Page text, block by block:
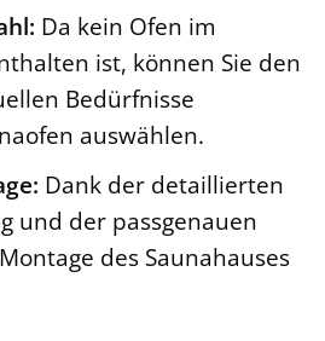
Da kein Ofen im
ist, können Sie den
Bedürfnisse
auswählen.
Dank der detaillierten
und der passgenauen
des Saunahauses